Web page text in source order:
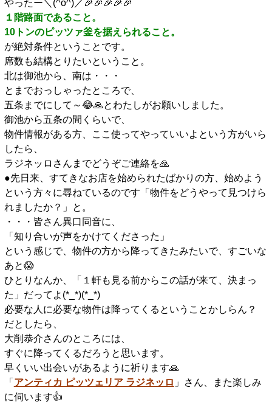
やったー＼(^o^)／🎉🎉🎉🎉🎉
１階路面であること。
10トンのピッツァ釜を据えられること。
が絶対条件ということです。
席数も結構とりたいということ。
北は御池から、南は・・・
とまでおっしゃったところで、
五条までにして～😂🙏とわたしがお願いしました。
御池から五条の間くらいで、
物件情報がある方、ここ使ってやっていいよという方がいら
したら、
ラジネッロさんまでどうぞご連絡を🙏
●先日来、すてきなお店を始められたばかりの方、始めよう
という方々に尋ねているのです「物件をどうやって見つけら
れましたか？」と。
・・・皆さん異口同音に、
「知り合いが声をかけてくださった」
という感じで、物件の方から降ってきたみたいで、すごいな
あと😱
ひとりなんか、「１軒も見る前からこの話が来て、決まっ
た」だってよ(*_*)(*_*)
必要な人に必要な物件は降ってくるということかしらん？
だとしたら、
大削恭介さんのところには、
すぐに降ってくるだろうと思います。
早くいい出会いがあるように祈ります🙏
「 アンティカ ピッツェリア ラジネッロ 」さん、また楽しみ
に伺います👍️